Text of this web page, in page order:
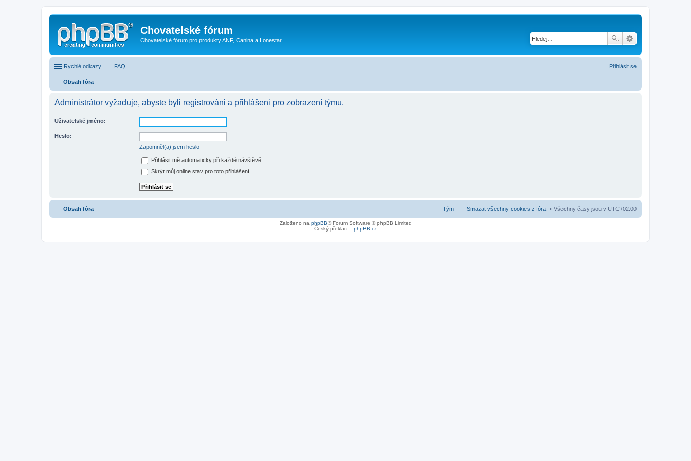
Chovatelské fórum
Chovatelské fórum pro produkty ANF, Canina a Lonestar
Rychlé odkazy FAQ Přihlásit se
Obsah fóra
Administrátor vyžaduje, abyste byli registrováni a přihlášeni pro zobrazení týmu.
Uživatelské jméno:
Heslo:
Zapomněl(a) jsem heslo
Přihlásit mě automaticky při každé návštěvě
Skrýt můj online stav pro toto přihlášení
Obsah fóra Všechny časy jsou v UTC+02:00
Smazat všechny cookies z fóra
Tým
Založeno na phpBB® Forum Software © phpBB Limited
Český překlad – phpBB.cz